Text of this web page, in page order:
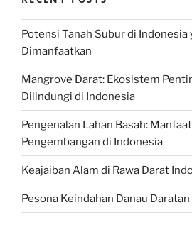
Potensi Tanah Subur di Indonesia
Dimanfaatkan
Mangrove Darat: Ekosistem
Dilindungi di Indonesia
Pengenalan Lahan Basah:
Pengembangan di Indonesia
Keajaiban Alam di Rawa Darat
Pesona Keindahan Danau